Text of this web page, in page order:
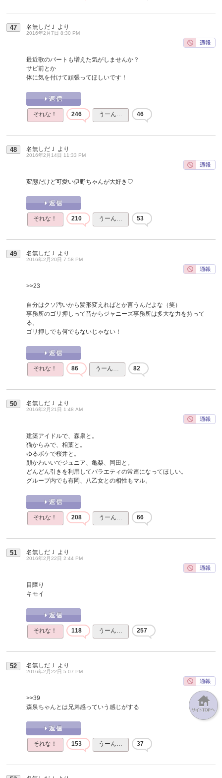
47 名無しだＪ より
2016年2月7日 8:30 PM
最近歌のパートも増えた気がしませんか？
サビ前とか
体に気を付けて頑張ってほしいです！
それな！ 246 うーん… 46
48 名無しだＪ より
2016年2月14日 11:33 PM
変態だけど可愛い伊野ちゃんが大好き♡
それな！ 210 うーん… 53
49 名無しだＪ より
2016年2月20日 7:58 PM
>>23
自分はクソ汚いから髪形変えればとか言うんだよな（笑）
事務所のゴリ押しって昔からジャニーズ事務所は多大な力を持って
る。
ゴリ押しでも何でもないじゃない！
それな！ 86 うーん… 82
50 名無しだＪ より
2016年2月21日 1:48 AM
建築アイドルで、森泉と。
猫からみで、相葉と。
ゆるボケで桜井と。
顔かわいいでジュニア、亀梨、岡田と。
どんどん引きを利用してバラエティの常連になってほしい。
グループ内でも有岡、八乙女との相性もマル。
それな！ 208 うーん… 66
51 名無しだＪ より
2016年2月22日 2:44 PM
目障り
キモイ
それな！ 118 うーん… 257
52 名無しだＪ より
2016年2月22日 5:07 PM
>>39
森泉ちゃんとは兄弟感っていう感じがする
それな！ 153 うーん… 37